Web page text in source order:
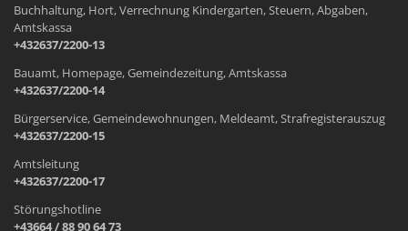
Buchhaltung, Hort, Verrechnung Kindergarten, Steuern, Abgaben,
Amtskassa
+432637/2200-13
Bauamt, Homepage, Gemeindezeitung, Amtskassa
+432637/2200-14
Bürgerservice, Gemeindewohnungen, Meldeamt, Strafregisterauszug
+432637/2200-15
Amtsleitung
+432637/2200-17
Störungshotline
+43664 / 88 90 64 73